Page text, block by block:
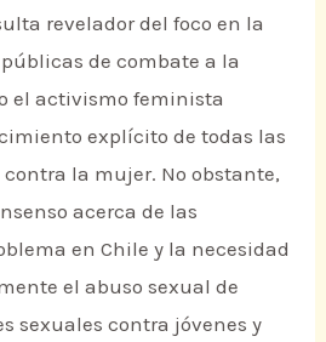
revelador del foco en la
de combate a la
el activismo feminista
explícito de todas las
la mujer. No obstante,
acerca de las
en Chile y la necesidad
el abuso sexual de
sexuales contra jóvenes y